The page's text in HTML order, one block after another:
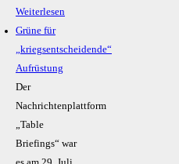
Weiterlesen
Grüne für
„kriegsentscheidende“
Aufrüstung
Der
Nachrichtenplattform
„Table
Briefings“ war